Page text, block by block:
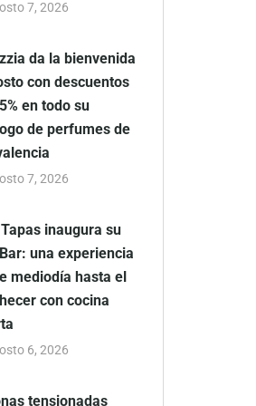
7, 2026
da la bienvenida
con descuentos
en todo su
de perfumes de
7, 2026
inaugura su
una experiencia
mediodía hasta el
con cocina
6, 2026
tensionadas